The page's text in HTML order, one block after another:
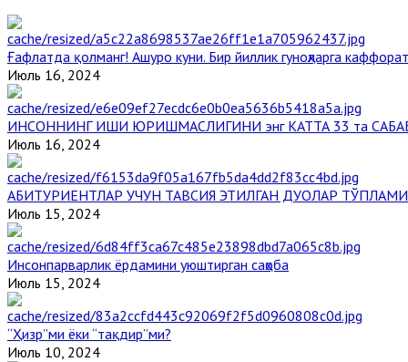
Ғафлатда қолманг! Ашуро куни. Бир йиллик гуноҳларга
Июль 16, 2024
ИНСОННИНГ ИШИ ЮРИШМАСЛИГИНИ энг КАТТА 33 та
Июль 16, 2024
АБИТУРИЕНТЛАР УЧУН ТАВСИЯ ЭТИЛГАН ДУОЛАР ТЎПЛАМИ
Июль 15, 2024
Инсонпарварлик ёрдамини уюштирган саҳоба
Июль 15, 2024
“Ҳизр”ми ёки “тақдир”ми?
Июль 10, 2024